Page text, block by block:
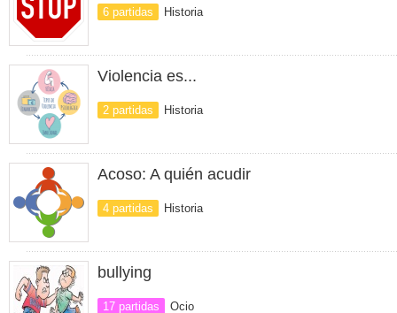
6 partidas Historia
Violencia es...
2 partidas Historia
Acoso: A quién acudir
4 partidas Historia
bullying
17 partidas Ocio